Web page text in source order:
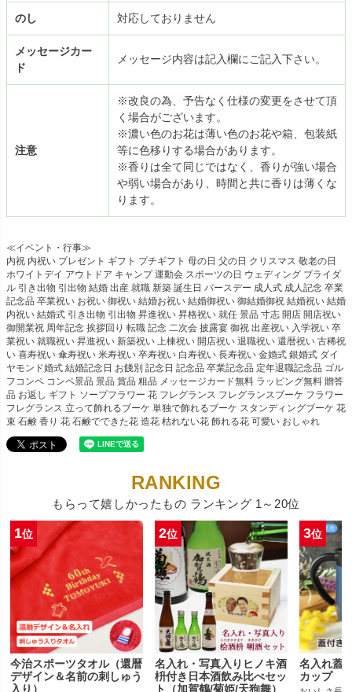
のし 対応しておりません
メッセージカー
ド
メッセージ内容は記入欄にご記入下さい。
注意
※改良の為、予告なく仕様の変更をさせて頂
く場合がございます。
※濃い色のお花は薄い色のお花や箱、包装紙
等に色移りする場合があります。
※香りは全て同じではなく、香りが強い場合
や弱い場合があり、時間と共に香りは薄くな
ります。
≪イベント・行事≫
内祝 内祝い プレゼント ギフト プチギフト 母の日 父の日 クリスマス 敬老の日
ホワイトデイ アウトドア キャンプ 運動会 スポーツの日 ウェディング ブライダ
ル 引き出物 引出物 結婚 出産 就職 新築 誕生日 バースデー 成人式 成人記念 卒業
記念品 卒業祝い お祝い 御祝い 結婚お祝い 結婚御祝い 御結婚御祝 結婚祝い 結婚
内祝い 結婚式 引き出物 引出物 昇進祝い 昇格祝い 就任 景品 寸志 開店 開店祝い
御開業祝 周年記念 挨拶回り 転職 記念 二次会 披露宴 御祝 出産祝い 入学祝い 卒
業祝い 就職祝い 昇進祝い 新築祝い 上棟祝い 開店祝い 退職祝い 還暦祝い 古稀祝
い 喜寿祝い 傘寿祝い 米寿祝い 卒寿祝い 白寿祝い 長寿祝い 金婚式 銀婚式 ダイ
ヤモンド婚式 結婚記念日 お餞別 記念日 記念品 卒業記念品 定年退職記念品 ゴル
フコンペ コンペ景品 景品 賞品 粗品 メッセージカード無料 ラッピング無料 贈答
品 お返し ギフト ソープフラワー 花 フレグランス フレグランスブーケ フラワー
フレグランス 立って飾れるブーケ 単独で飾れるブーケ スタンディングブーケ 花
束 石鹸 香り 花 石鹸でできた花 造花 枯れない花 飾れる花 可愛い おしゃれ
もらって嬉しかったもの ランキング 1～20位
1位
今治スポーツタオル（還暦
デザイン＆名前の刺しゅう
入り）
2位
名入れ・写真入りヒノキ酒
枡付き日本酒飲み比べセッ
ト（加賀鶴/菊姫/天狗舞）
3位
名入れ蓋
カップ